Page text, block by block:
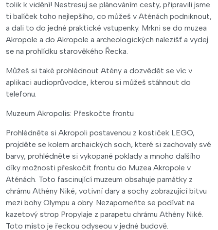
tolik k vidění! Nestresuj se plánováním cesty, připravili jsme
ti balíček toho nejlepšího, co můžeš v Aténách podniknout,
a dali to do jedné praktické vstupenky. Mrkni se do muzea
Akropole a do Akropole a archeologických nalezišť a vydej
se na prohlídku starověkého Řecka.
Můžeš si také prohlédnout Atény a dozvědět se víc v
aplikaci audioprůvodce, kterou si můžeš stáhnout do
telefonu.
Muzeum Akropolis: Přeskočte frontu
Prohlédněte si Akropoli postavenou z kostiček LEGO,
projděte se kolem archaických soch, které si zachovaly své
barvy, prohlédněte si vykopané poklady a mnoho dalšího
díky možnosti přeskočit frontu do Muzea Akropole v
Aténách. Toto fascinující muzeum obsahuje památky z
chrámu Athény Niké, votivní dary a sochy zobrazující bitvu
mezi bohy Olympu a obry. Nezapomeňte se podívat na
kazetový strop Propylaje z parapetu chrámu Athény Niké.
Toto místo je řeckou odyseou v jedné budově.